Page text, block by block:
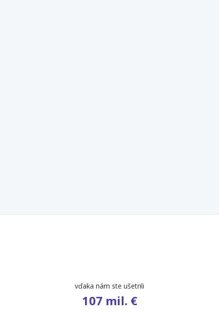
vďaka nám ste ušetrili
107 mil. €